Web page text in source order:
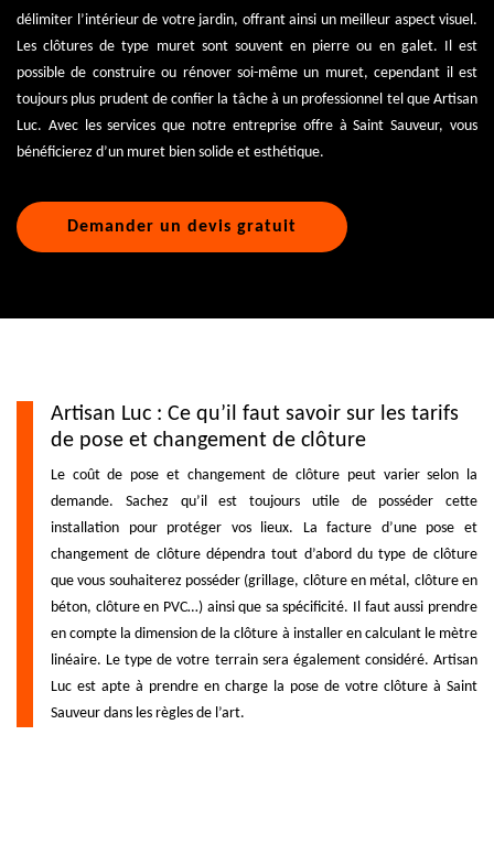
délimiter l’intérieur de votre jardin, offrant ainsi un meilleur aspect visuel.
Les clôtures de type muret sont souvent en pierre ou en galet. Il est
possible de construire ou rénover soi-même un muret, cependant il est
toujours plus prudent de confier la tâche à un professionnel tel que Artisan
Luc. Avec les services que notre entreprise offre à Saint Sauveur, vous
bénéficierez d’un muret bien solide et esthétique.
Demander un devis gratuit
Artisan Luc : Ce qu’il faut savoir sur les tarifs
de pose et changement de clôture
Le coût de pose et changement de clôture peut varier selon la
demande. Sachez qu’il est toujours utile de posséder cette
installation pour protéger vos lieux. La facture d’une pose et
changement de clôture dépendra tout d’abord du type de clôture
que vous souhaiterez posséder (grillage, clôture en métal, clôture en
béton, clôture en PVC…) ainsi que sa spécificité. Il faut aussi prendre
en compte la dimension de la clôture à installer en calculant le mètre
linéaire. Le type de votre terrain sera également considéré. Artisan
Luc est apte à prendre en charge la pose de votre clôture à Saint
Sauveur dans les règles de l’art.